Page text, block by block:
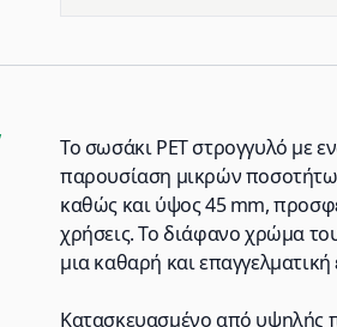
Το σωσάκι PET στρογγυλό με
παρουσίαση μικρών
καθώς και ύψος 45 mm,
χρήσεις. Το διάφανο χρώμα
μια καθαρή και
Κατασκευασμένο από υψηλής